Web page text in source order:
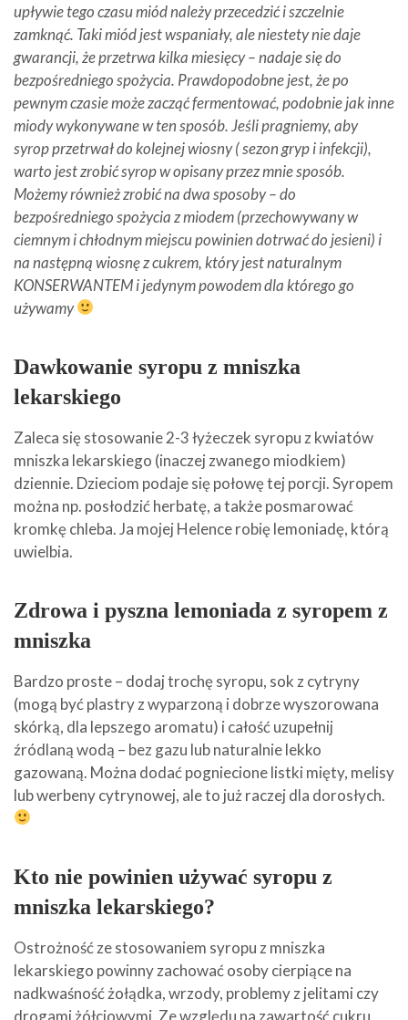
upływie tego czasu miód należy przecedzić i szczelnie
zamknąć. Taki miód jest wspaniały, ale niestety nie daje
gwarancji, że przetrwa kilka miesięcy – nadaje się do
bezpośredniego spożycia. Prawdopodobne jest, że po
pewnym czasie może zacząć fermentować, podobnie jak inne
miody wykonywane w ten sposób. Jeśli pragniemy, aby
syrop przetrwał do kolejnej wiosny ( sezon gryp i infekcji),
warto jest zrobić syrop w opisany przez mnie sposób.
Możemy również zrobić na dwa sposoby – do
bezpośredniego spożycia z miodem (przechowywany w
ciemnym i chłodnym miejscu powinien dotrwać do jesieni) i
na następną wiosnę z cukrem, który jest naturalnym
KONSERWANTEM i jedynym powodem dla którego go
używamy
Dawkowanie syropu z mniszka
lekarskiego
Zaleca się stosowanie 2-3 łyżeczek syropu z kwiatów
mniszka lekarskiego (inaczej zwanego miodkiem)
dziennie. Dzieciom podaje się połowę tej porcji. Syropem
można np. posłodzić herbatę, a także posmarować
kromkę chleba. Ja mojej Helence robię lemoniadę, którą
uwielbia.
Zdrowa i pyszna lemoniada z syropem z
mniszka
Bardzo proste – dodaj trochę syropu, sok z cytryny
(mogą być plastry z wyparzoną i dobrze wyszorowana
skórką, dla lepszego aromatu) i całość uzupełnij
źródlaną wodą – bez gazu lub naturalnie lekko
gazowaną. Można dodać pogniecione listki mięty, melisy
lub werbeny cytrynowej, ale to już raczej dla dorosłych.
Kto nie powinien używać syropu z
mniszka lekarskiego?
Ostrożność ze stosowaniem syropu z mniszka
lekarskiego powinny zachować osoby cierpiące na
nadkwaśność żołądka, wrzody, problemy z jelitami czy
drogami żółciowymi. Ze względu na zawartość cukru,